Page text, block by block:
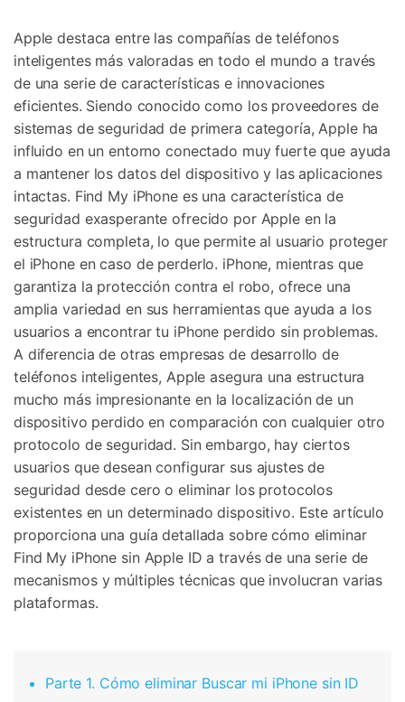
Apple destaca entre las compañías de teléfonos
inteligentes más valoradas en todo el mundo a través
de una serie de características e innovaciones
eficientes. Siendo conocido como los proveedores de
sistemas de seguridad de primera categoría, Apple ha
influido en un entorno conectado muy fuerte que ayuda
a mantener los datos del dispositivo y las aplicaciones
intactas. Find My iPhone es una característica de
seguridad exasperante ofrecido por Apple en la
estructura completa, lo que permite al usuario proteger
el iPhone en caso de perderlo. iPhone, mientras que
garantiza la protección contra el robo, ofrece una
amplia variedad en sus herramientas que ayuda a los
usuarios a encontrar tu iPhone perdido sin problemas.
A diferencia de otras empresas de desarrollo de
teléfonos inteligentes, Apple asegura una estructura
mucho más impresionante en la localización de un
dispositivo perdido en comparación con cualquier otro
protocolo de seguridad. Sin embargo, hay ciertos
usuarios que desean configurar sus ajustes de
seguridad desde cero o eliminar los protocolos
existentes en un determinado dispositivo. Este artículo
proporciona una guía detallada sobre cómo eliminar
Find My iPhone sin Apple ID a través de una serie de
mecanismos y múltiples técnicas que involucran varias
plataformas.
Parte 1. Cómo eliminar Buscar mi iPhone sin ID